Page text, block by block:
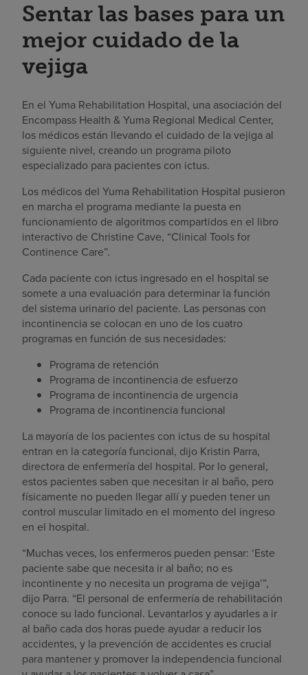
Sentar las bases para un
mejor cuidado de la
vejiga
En el Yuma Rehabilitation Hospital, una asociación del
Encompass Health & Yuma Regional Medical Center,
los médicos están llevando el cuidado de la vejiga al
siguiente nivel, creando un programa piloto
especializado para pacientes con ictus.
Los médicos del Yuma Rehabilitation Hospital pusieron
en marcha el programa mediante la puesta en
funcionamiento de algoritmos compartidos en el libro
interactivo de Christine Cave, “Clinical Tools for
Continence Care”.
Cada paciente con ictus ingresado en el hospital se
somete a una evaluación para determinar la función
del sistema urinario del paciente. Las personas con
incontinencia se colocan en uno de los cuatro
programas en función de sus necesidades:
Programa de retención
Programa de incontinencia de esfuerzo
Programa de incontinencia de urgencia
Programa de incontinencia funcional
La mayoría de los pacientes con ictus de su hospital
entran en la categoría funcional, dijo Kristin Parra,
directora de enfermería del hospital. Por lo general,
estos pacientes saben que necesitan ir al baño, pero
físicamente no pueden llegar allí y pueden tener un
control muscular limitado en el momento del ingreso
en el hospital.
“Muchas veces, los enfermeros pueden pensar: ‘Este
paciente sabe que necesita ir al baño; no es
incontinente y no necesita un programa de vejiga’”,
dijo Parra. “El personal de enfermería de rehabilitación
conoce su lado funcional. Levantarlos y ayudarles a ir
al baño cada dos horas puede ayudar a reducir los
accidentes, y la prevención de accidentes es crucial
para mantener y promover la independencia funcional